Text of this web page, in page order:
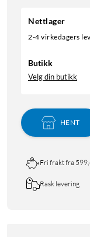
Nettlager
2-4 virkedagers
Butikk
Velg din butikk
HENT
Fri frakt fra 599,-
Rask levering